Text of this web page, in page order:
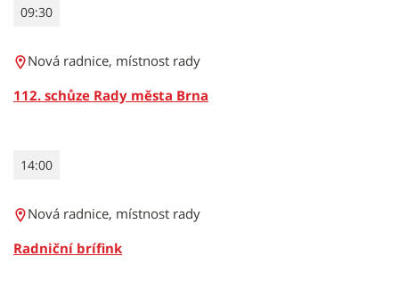
09:30
Nová radnice, místnost rady
112. schůze Rady města Brna
14:00
Nová radnice, místnost rady
Radniční brífink